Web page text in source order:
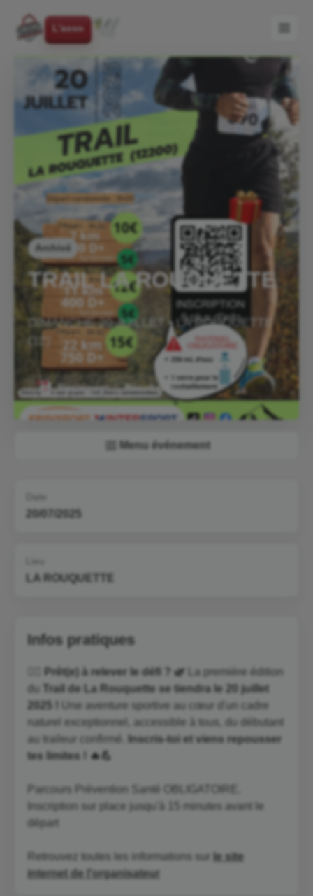
L'asso
Archivé
TRAIL LA ROUQUETTE
DIMANCHE 20 JUILLET • LA ROUQUETTE
Règlement Résultats
Menu événement
20/07/2025
LA ROUQUETTE
Infos pratiques
🏃‍♂️ Prêt(e) à relever le défi ? 🌿
La première édition
du
Trail de La Rouquette se tiendra le 20 juillet
Une aventure sportive au cœur d'un cadre
naturel exceptionnel, accessible à tous, du débutant
au traileur confirmé.
Inscris-toi et viens repousser
tes limites ! 🔥💪
Parcours Prévention Santé OBLIGATOIRE.
Inscription sur place jusqu'à 15 minutes avant le
départ
Retrouvez toutes les informations sur le site
internet de l'organisateur